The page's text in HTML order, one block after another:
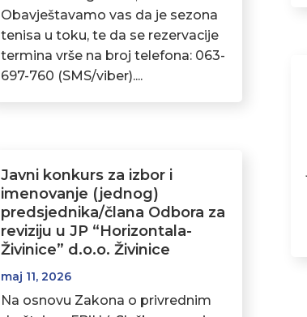
Obavještavamo vas da je sezona
tenisa u toku, te da se rezervacije
termina vrše na broj telefona: 063-
697-760 (SMS/viber)....
Javni konkurs za izbor i
imenovanje (jednog)
predsjednika/člana Odbora za
reviziju u JP “Horizontala-
Živinice” d.o.o. Živinice
maj 11, 2026
Na osnovu Zakona o privrednim